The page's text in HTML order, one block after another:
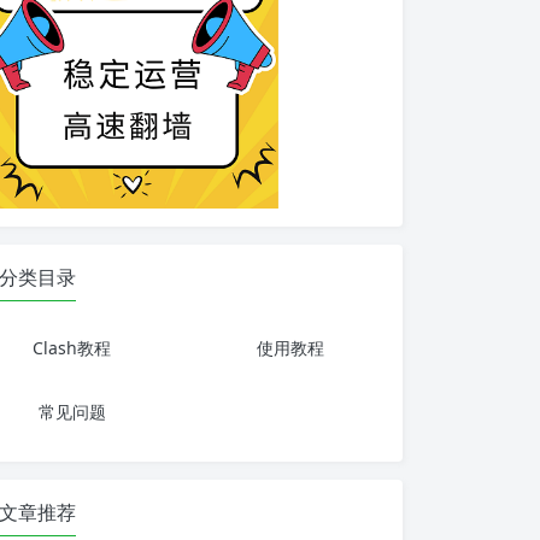
分类目录
Clash教程 使用教程
常见问题
文章推荐